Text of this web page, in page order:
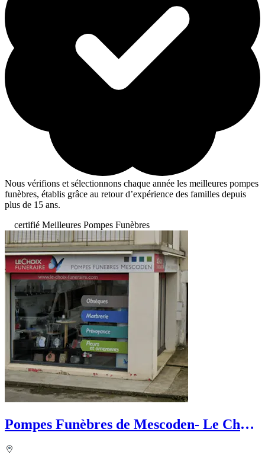
Nous vérifions et sélectionnons chaque année les meilleures pompes
funèbres, établis grâce au retour d’expérience des familles depuis
plus de 15 ans.
certifié Meilleures Pompes Funèbres
Pompes Funèbres de Mescoden- Le Choix